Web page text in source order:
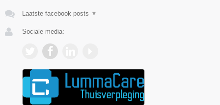
Laatste facebook posts ▼
Sociale media: